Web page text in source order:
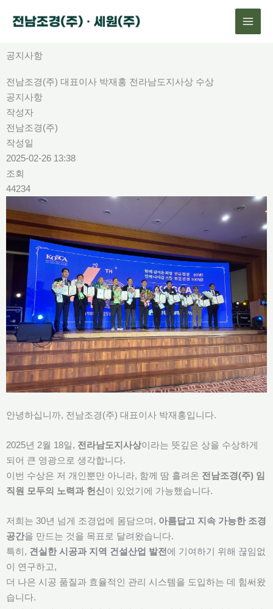
로
너
뛰
기
공지사항
전남조경(주) 대표이사 박재홍 전라남도지사상 수상
공지사항
작성자
전남조경(주)
작성일
2025-02-26 13:38
조회
44234
안녕하십니까, 전남조경(주) 대표이사 박재홍입니다.
2025년 2월 18일, 전라남도지사상이라는 뜻깊은 상을 수상하게
되어 큰 영광으로 생각합니다.
이번 수상은 저 개인뿐만 아니라, 함께 땀 흘려온 전남조경(주) 임
직원 모두의 노력과 헌신 이 있었기에 가능했습니다.
저희는 30년 넘게 조경업에 몸담으며, 아름답고 지속 가능한 조경
공간을 만드는 것을 목표로 달려왔습니다.
특히, 견실한 시공과 지역 건설산업 발전 에 기여하기 위해 끊임없
이 연구하고,
더 나은 시공 품질과 효율적인 관리 시스템을 도입하는 데 힘써왔
습니다.